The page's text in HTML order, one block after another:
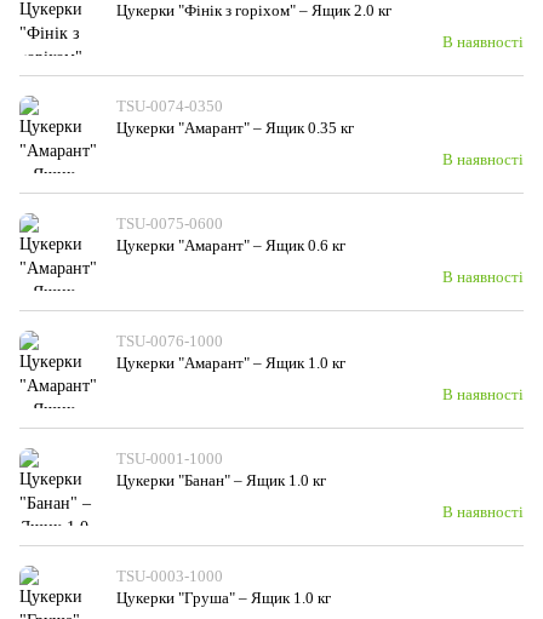
Цукерки "Фінік з горiхом" – Ящик 2.0 кг
В наявності
TSU-0074-0350
Цукерки "Амарант" – Ящик 0.35 кг
В наявності
TSU-0075-0600
Цукерки "Амарант" – Ящик 0.6 кг
В наявності
TSU-0076-1000
Цукерки "Амарант" – Ящик 1.0 кг
В наявності
TSU-0001-1000
Цукерки "Банан" – Ящик 1.0 кг
В наявності
TSU-0003-1000
Цукерки "Груша" – Ящик 1.0 кг